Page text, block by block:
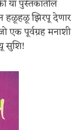
या पुस्तकातील
हळूहळू झिरपू देणार
एक पूर्वग्रह मनाशी
सुशि!